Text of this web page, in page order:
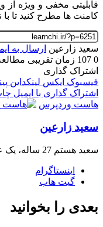
کامنت ها مطرح کنید تا
سعید زارعین ارسال به
0
زمان تقریبی مطالعه 4
اشتراک گذاری
فیسبوک ایکس لینکداین
اشتراک گذاری با ایمیل
هاست وردپرس
سعید زارعین
سعید هستم 27 ساله، یک عدد تولید محتوا(ئر) خلاق :)))
اینستاگرام
گیت ‌هاب
بعدی را بخوانید